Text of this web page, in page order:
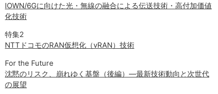
IOWN/6Gに向けた光・無線の融合による伝送技術・高付加価値
化技術
特集2
NTTドコモのRAN仮想化（vRAN）技術
For the Future
沈黙のリスク、崩れゆく基盤（後編）―最新技術動向と次世代
の展望